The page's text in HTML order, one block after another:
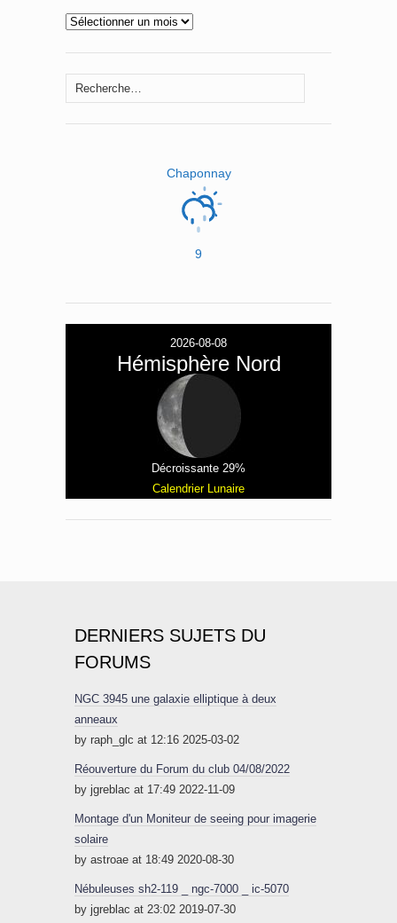
Archives
Rechercher :
Chaponnay
9
2026-08-08
Hémisphère Nord
Décroissante 29%
Calendrier Lunaire
DERNIERS SUJETS DU
FORUMS
NGC 3945 une galaxie elliptique à deux
anneaux
by raph_glc at 12:16 2025-03-02
Réouverture du Forum du club 04/08/2022
by jgreblac at 17:49 2022-11-09
Montage d'un Moniteur de seeing pour imagerie
solaire
by astroae at 18:49 2020-08-30
Nébuleuses sh2-119 _ ngc-7000 _ ic-5070
by jgreblac at 23:02 2019-07-30